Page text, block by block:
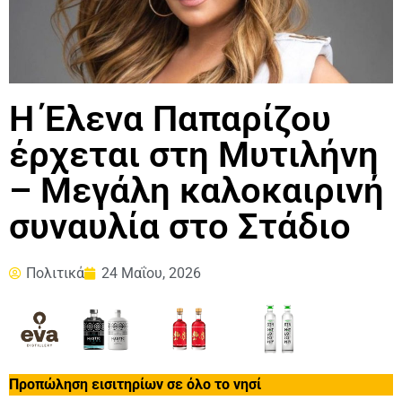
Η Έλενα Παπαρίζου
έρχεται στη Μυτιλήνη
– Μεγάλη καλοκαιρινή
συναυλία στο Στάδιο
Πολιτικά 24 Μαΐου, 2026
Προπώληση εισιτηρίων σε όλο το νησί